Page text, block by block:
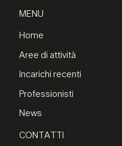
MENU
Home
Aree di attività
Incarichi recenti
Professionisti
News
CONTATTI